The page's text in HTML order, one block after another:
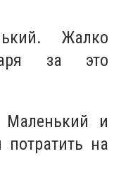
Жалко
за это
и
на